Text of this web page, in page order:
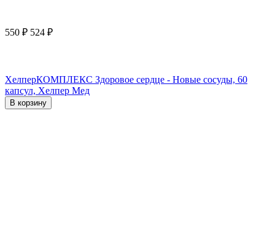
550 ₽ 524 ₽
ХелперКОМПЛЕКС Здоровое сердце - Новые сосуды, 60
капсул, Хелпер Мед
В корзину